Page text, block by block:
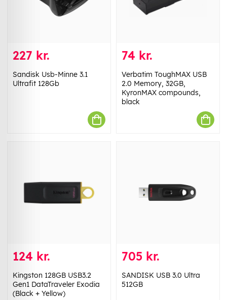
227 kr.
Sandisk Usb-Minne 3.1
Ultrafit 128Gb
74 kr.
Verbatim ToughMAX USB
2.0 Memory, 32GB,
KyronMAX compounds,
black
124 kr.
Kingston 128GB USB3.2
Gen1 DataTraveler Exodia
(Black + Yellow)
705 kr.
SANDISK USB 3.0 Ultra
512GB